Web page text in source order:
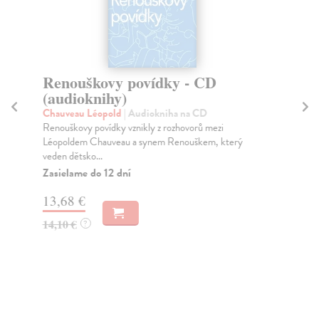
Renouškovy povídky - CD
(audioknihy)
Chauveau Léopold | Audiokniha na CD
Renouškovy povídky vznikly z rozhovorů mezi
Léopoldem Chauveau a synem Renouškem, který
veden dětsko...
Zasielame do 12 dní
13,68 €
14,10 € ?
V